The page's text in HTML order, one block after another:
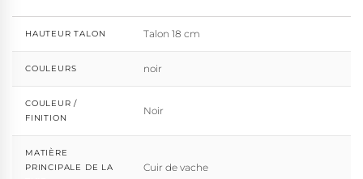
HAUTEUR TALON Talon 18 cm
COULEURS noir
COULEUR /
FINITION
Noir
MATIÈRE
PRINCIPALE DE LA
Cuir de vache